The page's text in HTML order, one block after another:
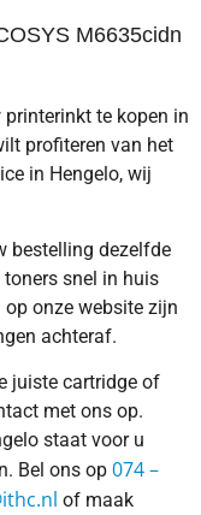
M6635cidn
te kopen in
profiteren van het
in Hengelo, wij
bestelling dezelfde
snel in huis
op onze website zijn
achteraf.
juiste cartridge of
met ons op.
staat voor u
Bel ons op 074 –
of maak